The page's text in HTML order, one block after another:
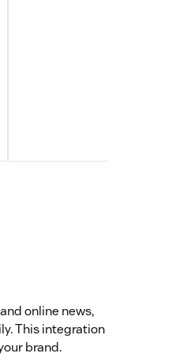
online news,
This integration
brand.